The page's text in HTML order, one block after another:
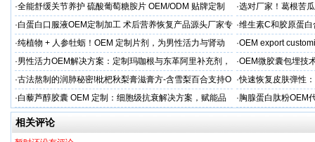
贸专供
·全能舒缓关节养护 硫酸葡萄糖胺片 OEM/ODM 贴牌定制
按需定制
·选对厂家！葛根苦
·白蛋白口服液OEM定制加工 术后营养恢复产品源头厂家专
属服务
·维生素C和胶原蛋
·纯植物 + 人参牡蛎！OEM 定制片剂，为男性活力与肾动
力保驾护航
·OEM export
·男性活力OEM解决方案：定制玛咖根与东革阿里补充剂，
出口市场专属
·OEM微胶囊包埋技
代工定制
·古法熬制的润肺秘密!枇杷秋梨膏滋膏方-含雪梨百合支持O
EM加工
·快速恢复皮肤弹性
美肌补充剂专业代工
·白藜芦醇胶囊 OEM 定制：细胞级抗衰解决方案，赋能品
牌精准布局大健康
· 胸腺蛋白肽粉OEM
力健康产品快速上市
相关评论